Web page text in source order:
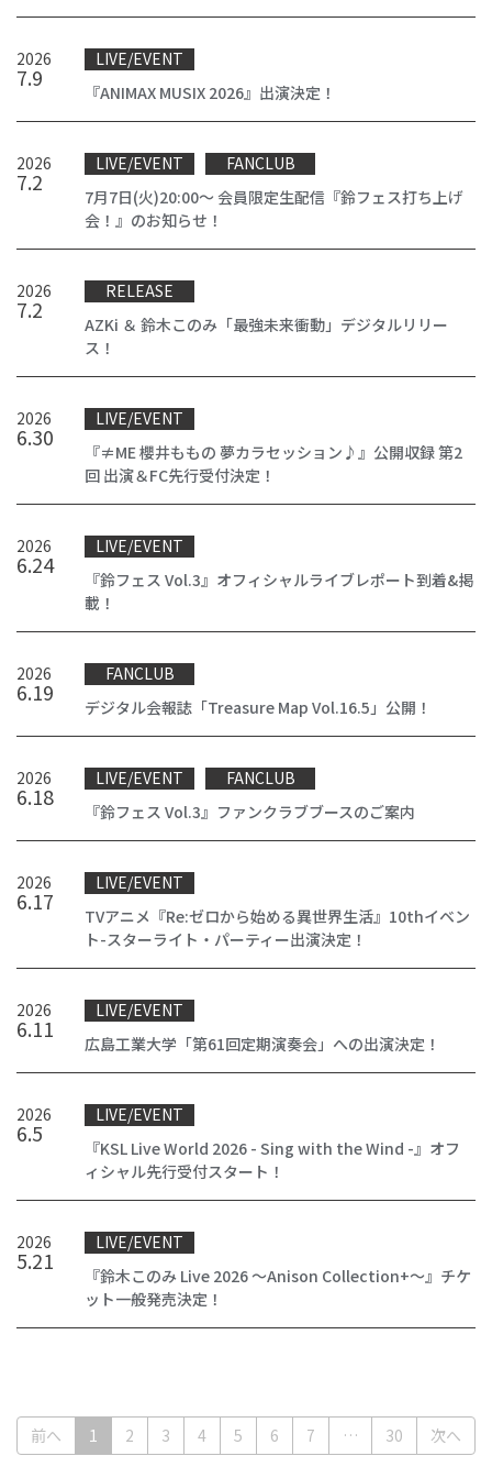
2026
7.9
LIVE/EVENT
『ANIMAX MUSIX 2026』出演決定！
2026
7.2
LIVE/EVENT
FANCLUB
7月7日(火)20:00～ 会員限定生配信『鈴フェス打ち上げ
会！』のお知らせ！
2026
7.2
RELEASE
AZKi ＆ 鈴木このみ「最強未来衝動」デジタルリリー
ス！
2026
6.30
LIVE/EVENT
『≠ME 櫻井ももの 夢カラセッション♪』公開収録 第2
回 出演＆FC先行受付決定！
2026
6.24
LIVE/EVENT
『鈴フェス Vol.3』オフィシャルライブレポート到着&掲
載！
2026
6.19
FANCLUB
デジタル会報誌「Treasure Map Vol.16.5」公開！
2026
6.18
LIVE/EVENT
FANCLUB
『鈴フェス Vol.3』ファンクラブブースのご案内
2026
6.17
LIVE/EVENT
TVアニメ『Re:ゼロから始める異世界生活』10thイベン
ト-スターライト・パーティー出演決定！
2026
6.11
LIVE/EVENT
広島工業大学「第61回定期演奏会」への出演決定！
2026
6.5
LIVE/EVENT
『KSL Live World 2026 - Sing with the Wind -』オフ
ィシャル先行受付スタート！
2026
5.21
LIVE/EVENT
『鈴木このみ Live 2026 ～Anison Collection+～』チケ
ット一般発売決定！
前へ 1 (current)
2 3 4 5 6 7 … 30 次へ